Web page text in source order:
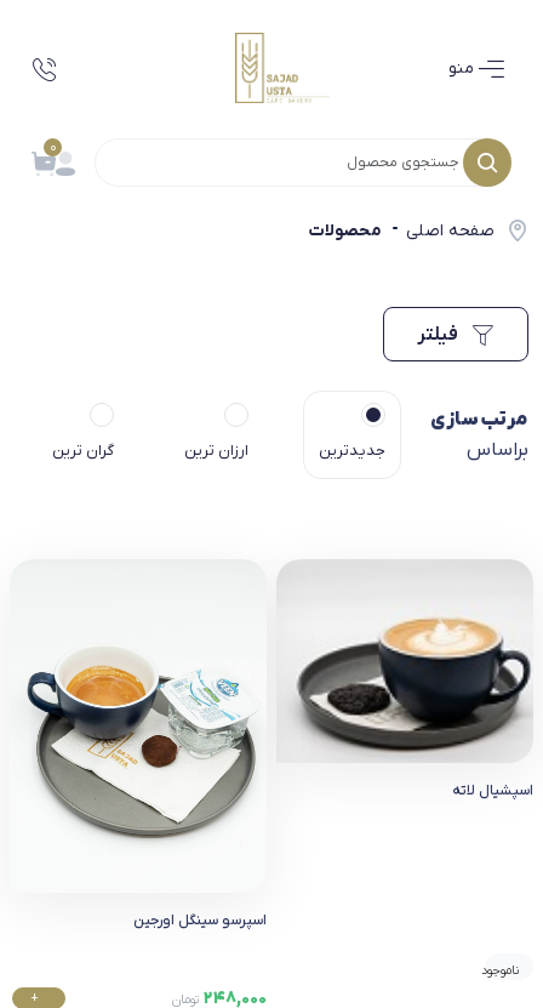
0
صفحه اصلی محصولات
مرتب سازی
براساس
جدیدترین ارزان ترین گران ترین
اسپشیال لاته
ناموجود
اسپرسو سینگل اورجین
248,000 تومان
+